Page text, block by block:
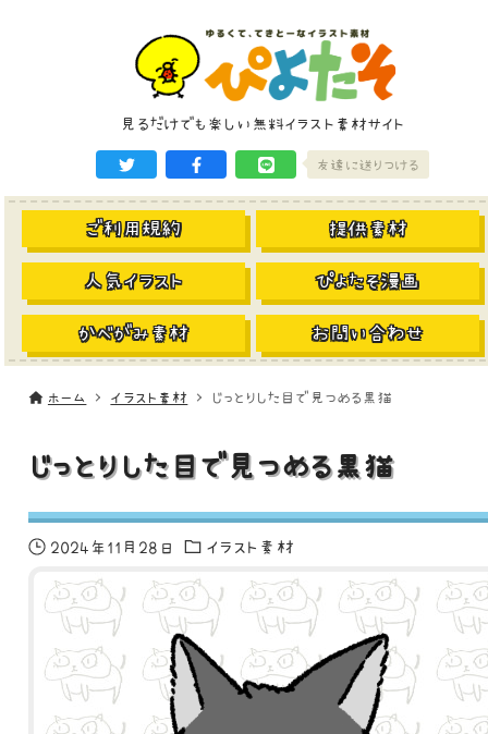
見るだけでも楽しい無料イラスト素材サイト
友達に送りつける
ご利用規約 提供素材
人気イラスト ぴよたそ漫画
かべがみ素材 お問い合わせ
ホーム イラスト素材 じっとりした目で見つめる黒猫
じっとりした目で見つめる黒猫
2024年11月28日 イラスト素材